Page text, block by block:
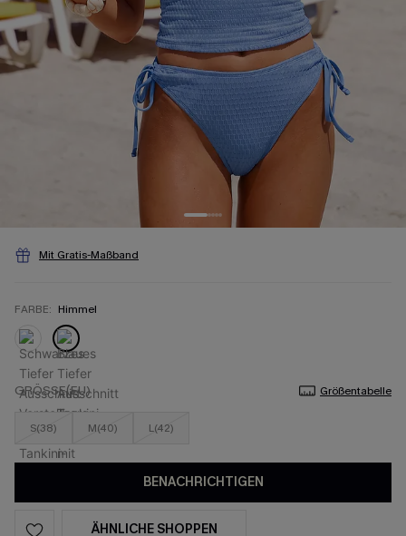
Mit Gratis-Maßband
FARBE: Himmel
GRÖSSE(EU) Größentabelle
S(38) M(40) L(42)
BENACHRICHTIGEN
ÄHNLICHE SHOPPEN